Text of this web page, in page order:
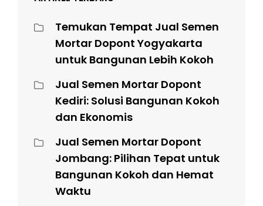
Temukan Tempat Jual Semen
Mortar Dopont Yogyakarta
untuk Bangunan Lebih Kokoh
Jual Semen Mortar Dopont
Kediri: Solusi Bangunan Kokoh
dan Ekonomis
Jual Semen Mortar Dopont
Jombang: Pilihan Tepat untuk
Bangunan Kokoh dan Hemat
Waktu